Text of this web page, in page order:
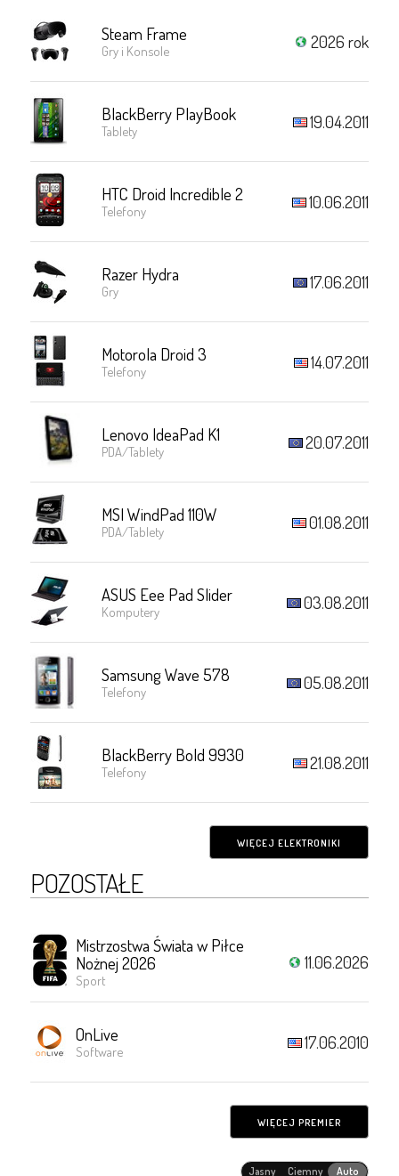
Steam Frame
Gry i Konsole 2026 rok
BlackBerry PlayBook
Tablety 19.04.2011
HTC Droid Incredible 2
Telefony 10.06.2011
Razer Hydra
Gry 17.06.2011
Motorola Droid 3
Telefony 14.07.2011
Lenovo IdeaPad K1
PDA/Tablety 20.07.2011
MSI WindPad 110W
PDA/Tablety 01.08.2011
ASUS Eee Pad Slider
Komputery 03.08.2011
Samsung Wave 578
Telefony 05.08.2011
BlackBerry Bold 9930
Telefony 21.08.2011
WIĘCEJ ELEKTRONIKI
POZOSTAŁE
Mistrzostwa Świata w Piłce
Nożnej 2026
Sport
11.06.2026
OnLive
Software 17.06.2010
WIĘCEJ PREMIER
Jasny Ciemny Auto